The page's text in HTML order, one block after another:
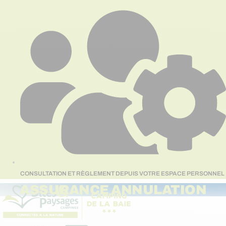
CONSULTATION ET RÈGLEMENT DEPUIS VOTRE ESPACE PERSONNEL
ASSURANCE ANNULATION